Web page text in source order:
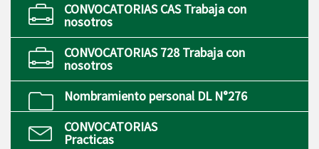
CONVOCATORIAS CAS Trabaja con
nosotros
CONVOCATORIAS 728 Trabaja con
nosotros
Nombramiento personal DL N°276
CONVOCATORIAS
Practicas